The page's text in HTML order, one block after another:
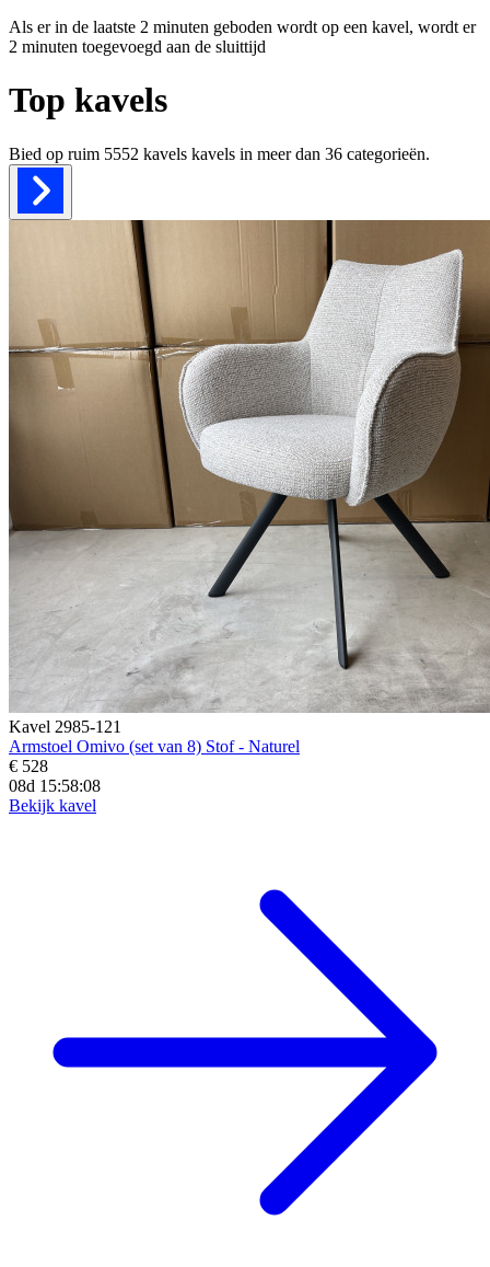
Als er in de laatste 2 minuten geboden wordt op een kavel, wordt er
2 minuten toegevoegd aan de sluittijd
Top kavels
Bied op ruim 5552 kavels kavels in meer dan 36 categorieën.
Kavel 2985-121
Armstoel Omivo (set van 8) Stof - Naturel
€ 528
08d 15:58:06
Bekijk kavel